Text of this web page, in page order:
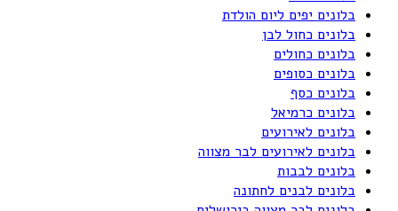
בלונים יפים ליום הולדת
בלונים כחול לבן
בלונים כחולים
בלונים כסופים
בלונים כסף
בלונים כרמיאל
בלונים לאירועים
בלונים לאירועים לבר מצווה
בלונים לבבות
בלונים לבנים לחתונה